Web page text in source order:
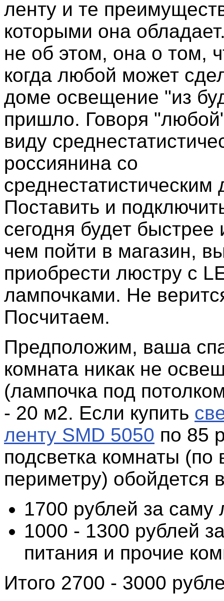
ленту и те
которыми она
не об этом, она о том,
когда любой может
доме освещение "из
пришло. Говоря
виду
россиянина со
среднестатистическим
Поставить и
сегодня будет
чем пойти в магазин,
приобрести люстру с
лампочками. Не
Посчитаем.
Предположим, ваша
комната никак не
(лампочка под
- 20 м2. Если купить
ленту SMD 5050 по 85
подсветка комнаты (по
периметру) обойдется
1700 рублей за саму
1000 - 1300 рублей
питания и прочие
Итого 2700 - 3000